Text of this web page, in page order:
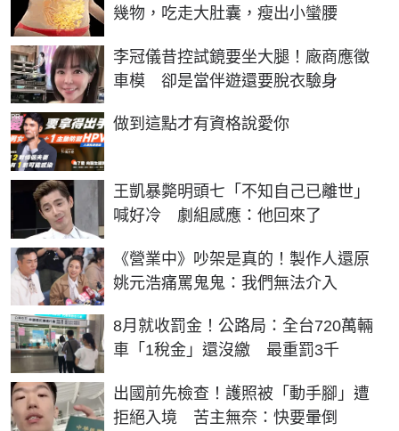
幾物，吃走大肚囊，瘦出小蠻腰
李冠儀昔控試鏡要坐大腿！廠商應徵
車模 卻是當伴遊還要脫衣驗身
做到這點才有資格說愛你
PR
王凱暴斃明頭七「不知自己已離世」
喊好冷 劇組感應：他回來了
《營業中》吵架是真的！製作人還原
姚元浩痛罵鬼鬼：我們無法介入
8月就收罰金！公路局：全台720萬輛
車「1稅金」還沒繳 最重罰3千
出國前先檢查！護照被「動手腳」遭
拒絕入境 苦主無奈：快要暈倒